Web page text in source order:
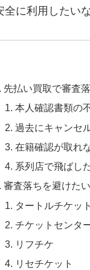
に利用したい
先払い買取で審査
本人確認書類の
過去にキャンセ
在籍確認が取れ
系列店で飛ばし
審査落ちを避けた
タートルチケット
チケットセンタ
リフチケ
リセチケット